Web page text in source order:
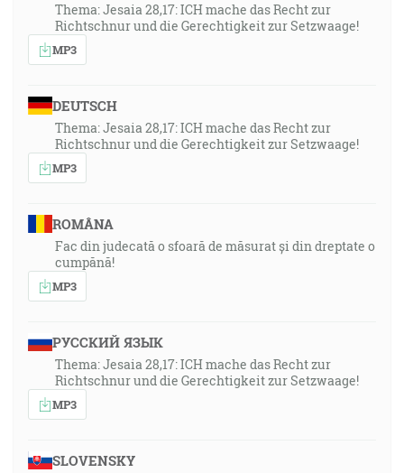
Thema: Jesaia 28,17: ICH mache das Recht zur
Richtschnur und die Gerechtigkeit zur Setzwaage!
MP3
DEUTSCH
Thema: Jesaia 28,17: ICH mache das Recht zur
Richtschnur und die Gerechtigkeit zur Setzwaage!
MP3
ROMÂNA
Fac din judecată o sfoară de măsurat și din dreptate o
cumpănă!
MP3
РУССКИЙ ЯЗЫК
Thema: Jesaia 28,17: ICH mache das Recht zur
Richtschnur und die Gerechtigkeit zur Setzwaage!
MP3
SLOVENSKY